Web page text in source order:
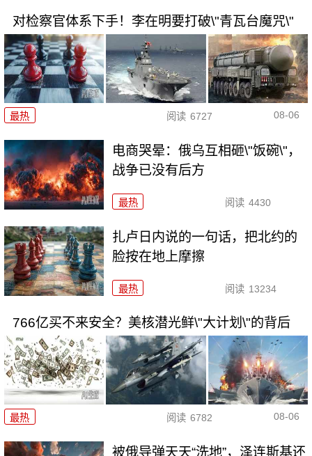
对检察官体系下手！李在明要打破\"青瓦台魔咒\"
最热 阅读 6727 08-06
电商哭晕：俄乌互相砸\"饭碗\"，
战争已没有后方
最热 阅读 4430
扎卢日内说的一句话，把北约的
脸按在地上摩擦
最热 阅读 13234
766亿买不来安全？美核潜光鲜\"大计划\"的背后
最热 阅读 6782 08-06
被俄导弹天天“洗地”，泽连斯基还